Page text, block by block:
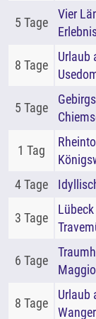
5 Tage
Vier
8 Tage
Urlaub
5 Tage
1 Tag
4 Tage
3 Tage
Lübeck
6 Tage
8 Tage
Urlaub